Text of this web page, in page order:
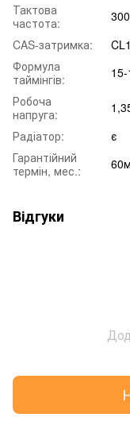
Тактова
частота:
CAS-затримка:
Формула
таймінгів:
Робоча
напруга:
Радіатор:
є
Гарантійний
термін, мес.:
60м
Відгуки